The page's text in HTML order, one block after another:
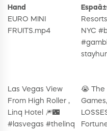
Hand
EURO MINI
FRUITS.mp4
NYC
Las Vegas View
From High Roller ,
Linq Hotel 🎆🌃
#lasvegas #thelinq
😭 The